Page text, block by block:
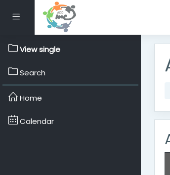
Side panel
View single
Search
Home
Calendar